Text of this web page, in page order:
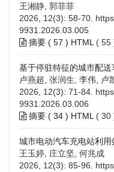
王湘静, 郭菲菲
2026, 12(3): 58-70.
9931.2026.03.005
摘要 ( 57 ) HTML ( 55
基于停驻特征的城市配
卢燕超, 张润生, 李伟, 卢
2026, 12(3): 71-84.
9931.2026.03.006
摘要 ( 34 ) HTML ( 30
城市电动汽车充电站利
王玉婷, 庄立坚, 何兆成
2026, 12(3): 85-96.